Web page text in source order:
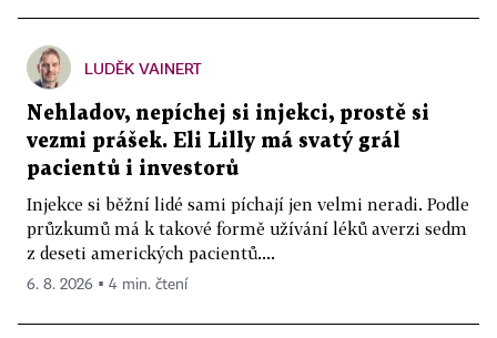
LUDĚK VAINERT
Nehladov, nepíchej si injekci, prostě si
vezmi prášek. Eli Lilly má svatý grál
pacientů i investorů
Injekce si běžní lidé sami píchají jen velmi neradi. Podle
průzkumů má k takové formě užívání léků averzi sedm
z deseti amerických pacientů....
6. 8. 2026 ▪ 4 min. čtení